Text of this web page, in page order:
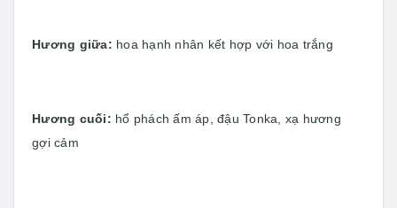
Hương giữa: hoa hạnh nhân kết hợp với hoa trắng
Hương cuối: hổ phách ấm áp, đậu Tonka, xạ hương
gợi cảm